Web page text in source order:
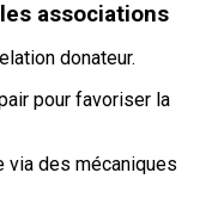
associations
donateur.
pour favoriser la
via des mécaniques